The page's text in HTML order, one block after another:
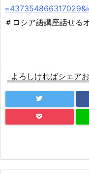
＃ロシア語講座話せる
よろしければシェア